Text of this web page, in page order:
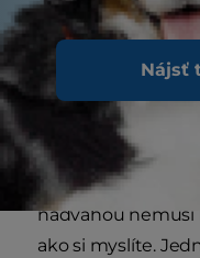
Nájsť
Bojíte sa o svoju
ľudia si myslia, že
nadváhou nemusí
ako si myslíte.